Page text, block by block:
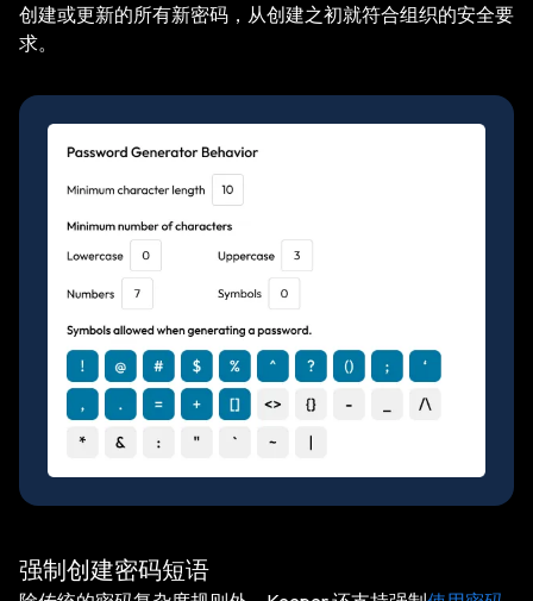
创建或更新的所有新密码，从创建之初就符合组织的安全要
求。
强制创建密码短语